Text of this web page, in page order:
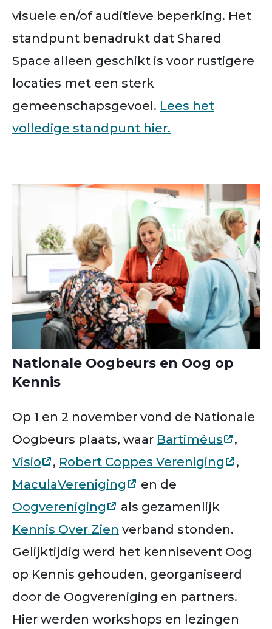
visuele en/of auditieve beperking. Het
standpunt benadrukt dat Shared
Space alleen geschikt is voor rustigere
locaties met een sterk
gemeenschapsgevoel. Lees het
volledige standpunt hier.
Nationale Oogbeurs en Oog op
Kennis
Op 1 en 2 november vond de Nationale
Oogbeurs plaats, waar Bartiméus
,
Visio
, Robert Coppes Vereniging
,
MaculaVereniging
en de
Oogvereniging
als gezamenlijk
Kennis Over Zien verband stonden.
Gelijktijdig werd het kennisevent Oog
op Kennis gehouden, georganiseerd
door de Oogvereniging en partners.
Hier werden workshops en lezingen